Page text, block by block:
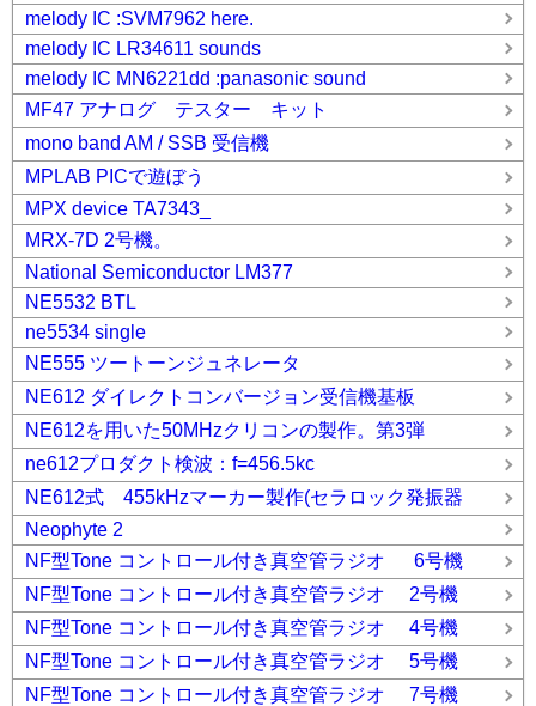
melody IC :SVM7962 here.
melody IC LR34611 sounds
melody IC MN6221dd :panasonic sound
MF47 アナログ テスター キット
mono band AM / SSB 受信機
MPLAB PICで遊ぼう
MPX device TA7343_
MRX-7D 2号機。
National Semiconductor LM377
NE5532 BTL
ne5534 single
NE555 ツートーンジュネレータ
NE612 ダイレクトコンバージョン受信機基板
NE612を用いた50MHzクリコンの製作。第3弾
ne612プロダクト検波：f=456.5kc
NE612式 455kHzマーカー製作(セラロック発振器
Neophyte 2
NF型Tone コントロール付き真空管ラジオ 6号機
NF型Tone コントロール付き真空管ラジオ 2号機
NF型Tone コントロール付き真空管ラジオ 4号機
NF型Tone コントロール付き真空管ラジオ 5号機
NF型Tone コントロール付き真空管ラジオ 7号機